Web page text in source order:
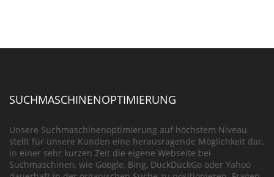
SUCHMASCHINENOPTIMIERUNG
Unsere Suchmaschinenoptimierung auf höchstem Niveau
stellt für unsere Kunden eine herausragende Möglichkeit dar,
in einer sehr kurzen Zeit die eigene Webseite bei
Suchmaschinen, wie Google, Bing, DuckDuckGo oder Yahoo